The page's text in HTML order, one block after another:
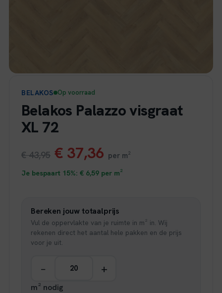
BELAKOS Op voorraad
Belakos Palazzo visgraat
XL 72
€43,95 Oorspronkelijke
prijs
€ 43,95.
€ 37,36 Huidige
prijs
€ 37,36.
per m²
Je bespaart 15%: € 6,59 per m²
Bereken jouw totaalprijs
Vul de oppervlakte van je ruimte in m² in. Wij
rekenen direct het aantal hele pakken en de prijs
voor je uit.
− +
m² nodig